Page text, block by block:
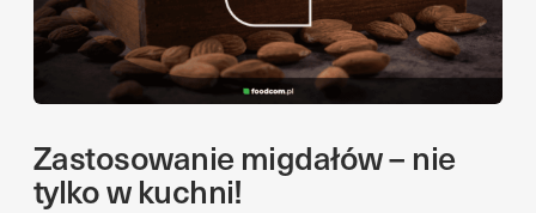
Zastosowanie migdałów – nie
tylko w kuchni!